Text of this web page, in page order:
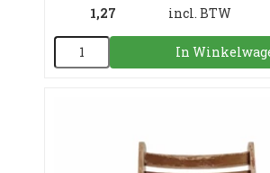
1,27
incl. BTW
In